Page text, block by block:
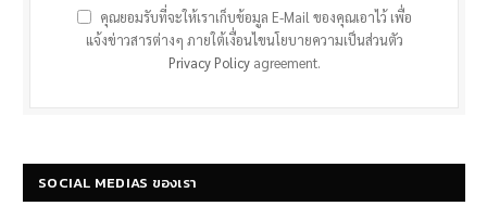
คุณยอมรับที่จะให้เราเก็บข้อมูล E-Mail ของคุณเอาไว้ เพื่อ
แจ้งข่าวสารต่างๆ ภายใต้เงื่อนไขนโยบายความเป็นส่วนตัว
Privacy Policyagreement.
SOCIAL MEDIAS ของเรา